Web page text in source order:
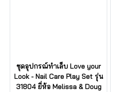
ชุดอุปกรณ์ทำเล็บ Love your
Look - Nail Care Play Set รุ่น
31804 ยี่ห้อ Melissa & Doug